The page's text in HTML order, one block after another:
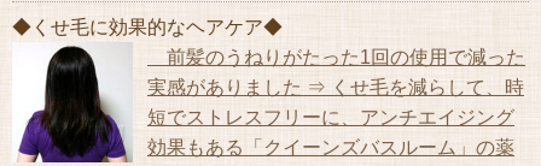
◆くせ毛に効果的なヘアケア◆
前髪のうねりがたった1回の使用で減った
実感がありました ⇒ くせ毛を減らして、時
短でストレスフリーに、アンチエイジング
効果もある「クイーンズバスルーム」の薬